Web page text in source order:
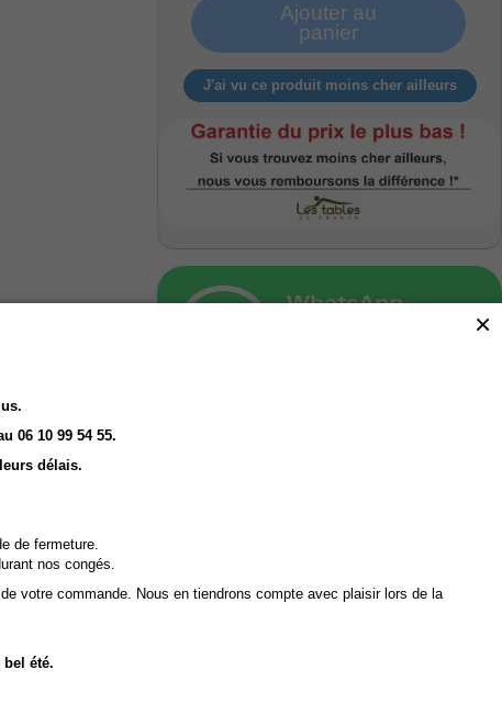
Ajouter au
panier
J'ai vu ce produit moins cher ailleurs
06 10 99 54 55.
délais.
de fermeture.
nos congés.
votre commande. Nous en tiendrons compte avec plaisir lors de la
été.
×